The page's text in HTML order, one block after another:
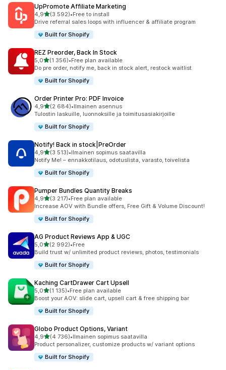
UpPromote Affiliate Marketing
4,9/ 5 tähteä
(3 592)
3592 arvostelua yhteensä
•Free to install
Drive referral sales loops with influencer & affiliate program
Built for Shopify
REZ Preorder, Back In Stock
5,0/ 5 tähteä
(1 356)
1356 arvostelua yhteensä
•Free plan available
Do pre order, notify me, back in stock alert, restock waitlist
Built for Shopify
Order Printer Pro: PDF Invoice
4,9/ 5 tähteä
(2 684)
2684 arvostelua yhteensä
•Ilmainen asennus
Tulostin laskuille, luonnoksille ja toimitusasiakirjoille
Built for Shopify
Notify! Back in stock|PreOrder
4,9/ 5 tähteä
(3 513)
3513 arvostelua yhteensä
•Ilmainen sopimus saatavilla
Notify Me! – ennakkotilaus, odotuslista, varasto, toivelista
Built for Shopify
Pumper Bundles Quantity Breaks
4,9/ 5 tähteä
(3 217)
3217 arvostelua yhteensä
•Free plan available
Increase AOV with Bundle offers, Free Gift & Volume Discount!
Built for Shopify
AG Product Reviews App & UGC
5,0/ 5 tähteä
(2 992)
2992 arvostelua yhteensä
•Free
Build trust w/ unlimited product reviews, photos, testimonials
Built for Shopify
Kaching CartDrawer Cart Upsell
5,0/ 5 tähteä
(1 135)
1135 arvostelua yhteensä
•Free plan available
Boost your AOV: slide cart, upsell cart & free shipping bar
Built for Shopify
Globo Product Options, Variant
4,9/ 5 tähteä
(4 736)
4736 arvostelua yhteensä
•Ilmainen sopimus saatavilla
Product personalizer, customize products w/ variant options
Built for Shopify